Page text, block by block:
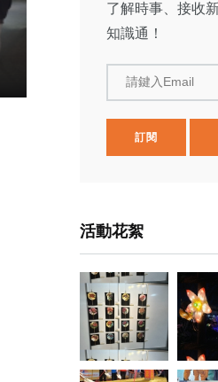
了解時事、接收
知識通！
請鍵入Email
訂閱
活動花絮